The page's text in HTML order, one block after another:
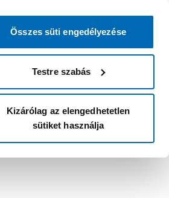
Összes süti engedélyezése
Testre szabás
Kizárólag az elengedhetetlen
sütiket használja